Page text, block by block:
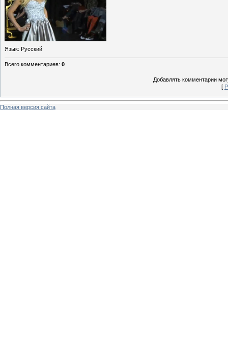
Язык: Русский
Всего комментариев: 0
Добавлять комментарии
[
Полная версия сайта